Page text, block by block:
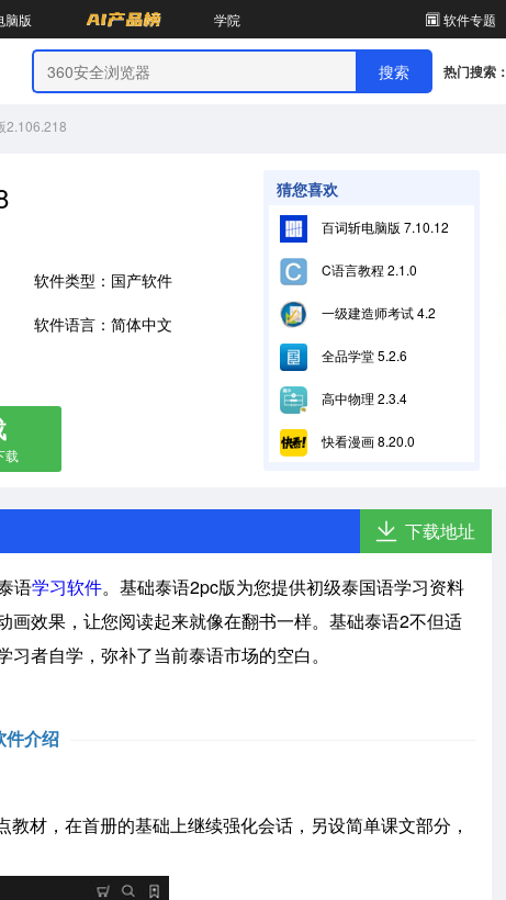
脑版 学院 软件专题
热门搜索：
2.106.218
软件类型：国产软件
软件语言：简体中文
载
猜您喜欢
百词斩电脑版 7.10.12
C语言教程 2.1.0
一级建造师考试 4.2
全品学堂 5.2.6
高中物理 2.3.4
快看漫画 8.20.0
下载地址
语学习软件。基础泰语2pc版为您提供初级泰国语学习资料
画效果，让您阅读起来就像在翻书一样。基础泰语2不但适
者自学，弥补了当前泰语市场的空白。
件介绍
材，在首册的基础上继续强化会话，另设简单课文部分，